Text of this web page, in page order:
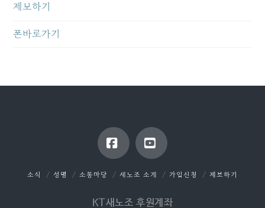
제보하기
폰바로가기
FacebookYouTube
소식 성명 소통마당 새노조 소개 가입신청 제보하기
KT새노조 후원계좌